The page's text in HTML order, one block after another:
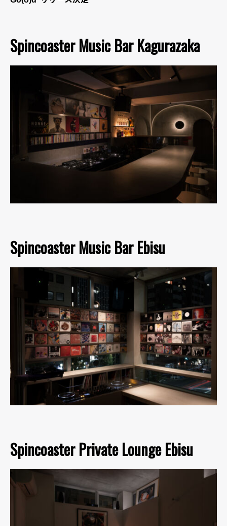
Spincoaster Music Bar Kagurazaka
Spincoaster Music Bar Ebisu
Spincoaster Private Lounge Ebisu